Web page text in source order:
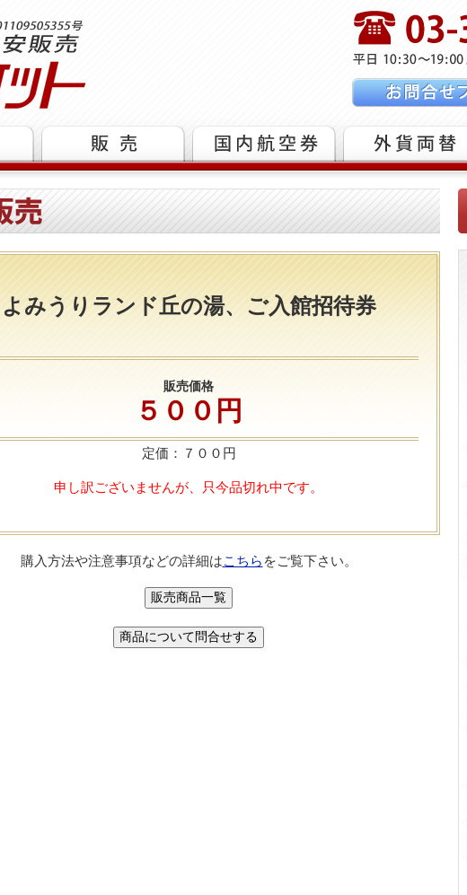
よみうりランド丘の湯、ご入館招待券
販売価格
５００円
定価：７００円
申し訳ございませんが、只今品切れ中です。
購入方法や注意事項などの詳細はこちら をご覧下さい。